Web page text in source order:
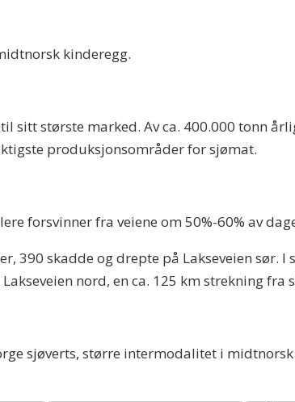
kinderegg.
største marked. Av ca. 400.000 tonn
produksjonsområder for sjømat.
forsvinner fra veiene om 50%-60% av
390 skadde og drepte på Lakseveien sør.
nord, en ca. 125 km strekning fra
sjøverts, større intermodalitet i